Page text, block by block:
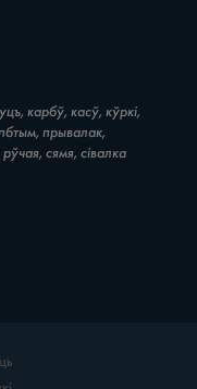
карбў, касў, кўркі,
прывалак,
сямя, сівалка